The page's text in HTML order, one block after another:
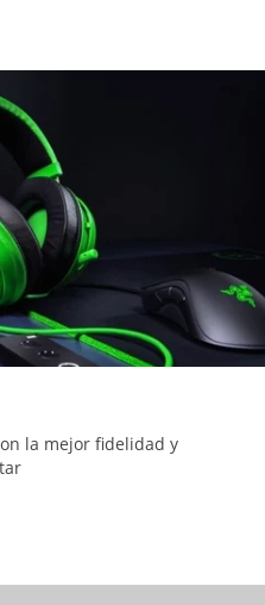
la mejor fidelidad y